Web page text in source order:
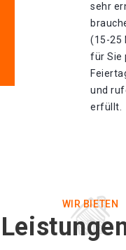
sehr
(15-25
für Sie
und
erfüllt.
WIR BIETEN